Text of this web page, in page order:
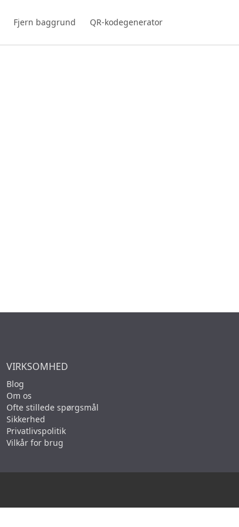
Fjern baggrund QR-kodegenerator
VIRKSOMHED
Blog
Om os
Ofte stillede spørgsmål
Sikkerhed
Privatlivspolitik
Vilkår for brug